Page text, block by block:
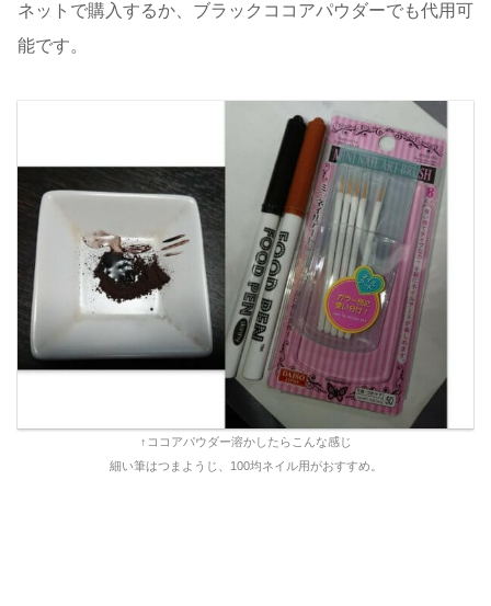
ネットで購入するか、ブラックココアパウダーでも代用可
能です。
↑ココアパウダー溶かしたらこんな感じ
細い筆はつまようじ、100均ネイル用がおすすめ。